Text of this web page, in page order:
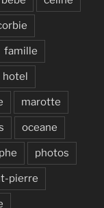
famille
hotel
marotte
oceane
photos
pierre